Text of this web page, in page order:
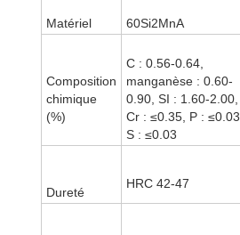
Matériel 60Si2MnA
Composition
chimique
(%)
C : 0.56-0.64,
manganèse : 0.60-
0.90, SI : 1.60-2.00,
Cr : ≤0.35, P : ≤0.03,
S : ≤0.03
Dureté
HRC 42-47